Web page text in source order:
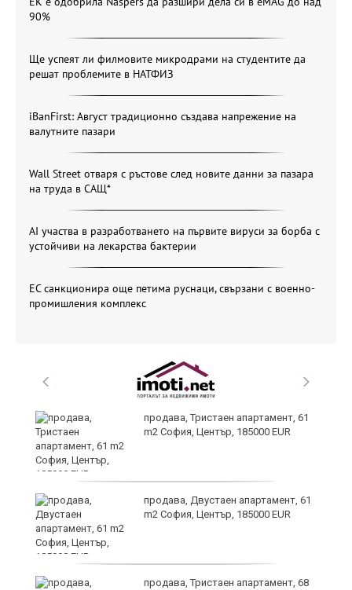
90%
Ще успеят ли филмовите микродрами на студентите да
решат проблемите в НАТФИЗ
iBanFirst: Август традиционно създава напрежение на
валутните пазари
Wall Street отваря с ръстове след новите данни за пазара
на труда в САЩ*
AI участва в разработването на първите вируси за борба с
устойчиви на лекарства бактерии
ЕС санкционира още петима руснаци, свързани с военно-
промишления комплекс
продава, Тристаен апартамент, 61
m2 София, Център, 185000 EUR
продава, Двустаен апартамент, 61
m2 София, Център, 185000 EUR
продава, Тристаен апартамент, 68